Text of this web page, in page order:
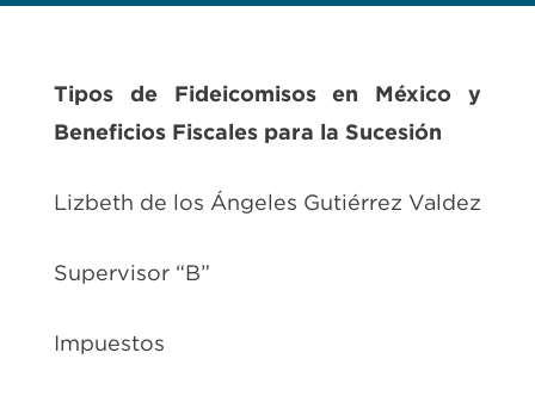
Tipos de Fideicomisos en México y
Beneficios Fiscales para la Sucesión
Lizbeth de los Ángeles Gutiérrez Valdez
Supervisor “B”
Impuestos